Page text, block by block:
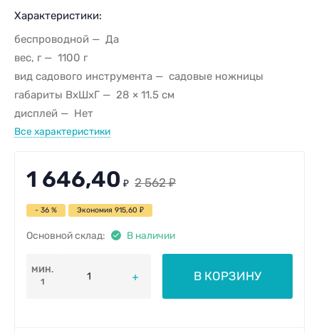
Характеристики:
беспроводной
Да
вес, г
1100 г
вид садового инструмента
садовые ножницы
габариты ВхШхГ
28 × 11.5 см
дисплей
Нет
Все характеристики
1 646,40 ₽ 2 562 ₽
- 36 % Экономия 915,60 ₽
Основной склад: В наличии
МИН.
1
В КОРЗИНУ